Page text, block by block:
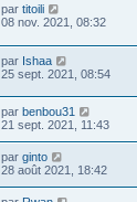
par titoili
08 nov. 2021, 08:32
par Ishaa
25 sept. 2021, 08:54
par benbou31
21 sept. 2021, 11:43
par ginto
28 août 2021, 18:42